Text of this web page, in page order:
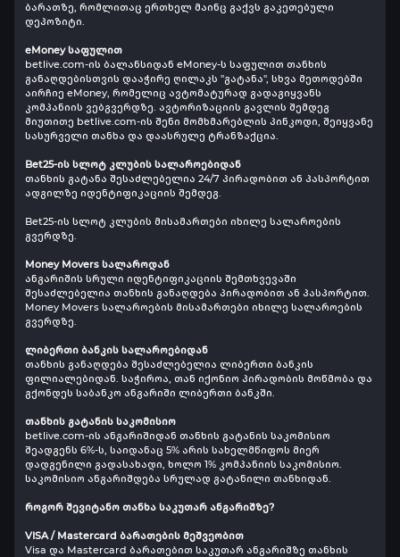
ბარათზე, რომლითაც ერთხელ მაინც გაქვს გაკეთებული
დეპოზიტი.
eMoney საფულით
betlive.com-ის ბალანსიდან eMoney-ს საფულით თანხის
განაღდებისთვის დააჭირე ღილაკს "გატანა", სხვა მეთოდებში
აირჩიე eMoney, რომელიც ავტომატურად გადაგიყვანს
კომპანიის ვებგვერდზე. ავტორიზაციის გავლის შემდეგ
მიუთითე betlive.com-ის შენი მომხმარებლის პინკოდი, შეიყვანე
სასურველი თანხა და დაასრულე ტრანზაქცია.
Bet25-ის სლოტ კლუბის სალაროებიდან
თანხის გატანა შესაძლებელია 24/7 პირადობით ან პასპორტით
ადგილზე იდენტიფიკაციის შემდეგ.
Bet25-ის სლოტ კლუბის მისამართები იხილე სალაროების
გვერდზე.
Money Movers სალაროდან
ანგარიშის სრული იდენტიფიკაციის შემთხვევაში
შესაძლებელია თანხის განაღდება პირადობით ან პასპორტით.
Money Movers სალაროების მისამართები იხილე სალაროების
გვერდზე.
ლიბერთი ბანკის სალაროებიდან
თანხის განაღდება შესაძლებელია ლიბერთი ბანკის
ფილიალებიდან. საჭიროა, თან იქონიო პირადობის მოწმობა და
გქონდეს საბანკო ანგარიში ლიბერთი ბანკში.
თანხის გატანის საკომისიო
betlive.com-ის ანგარიშიდან თანხის გატანის საკომისიო
შეადგენს 6%-ს, საიდანაც 5% არის სახელმწიფოს მიერ
დადგენილი გადასახადი, ხოლო 1% კომპანიის საკომისიო.
საკომისიო ანგარიშდება სრულად გატანილი თანხიდან.
როგორ შევიტანო თანხა საკუთარ ანგარიშზე?
VISA / Mastercard ბარათების მეშვეობით
Visa და Mastercard ბარათებით საკუთარ ანგარიშზე თანხის